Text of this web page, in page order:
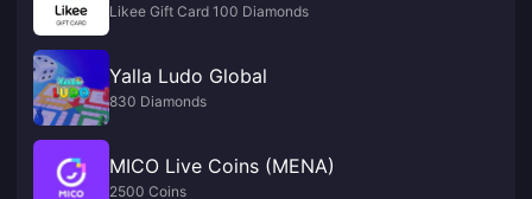
Likee Gift Card 100 Diamonds
Yalla Ludo Global
830 Diamonds
MICO Live Coins (MENA)
2500 Coins